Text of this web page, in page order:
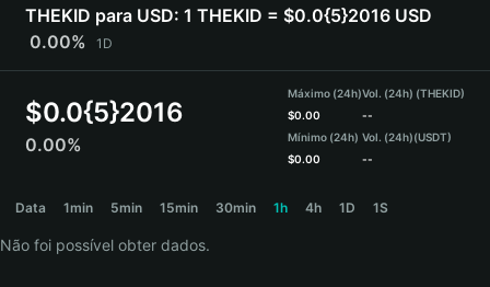
Bahasa Indonesia
ภาษาไทย
हिन्दी
Español
Português (Brasil)
THEKID para USD: 1 THEKID = $0.0{5}2016 USD
0.00%
1D
$0.0{5}2016
0.00%
Máximo (24h)
$0.00
Mínimo (24h)
$0.00
Vol. (24h) (THEKID)
--
Vol. (24h)(USDT)
--
Data 1min 5min 15min 30min 1h 4h 1D 1S
Não foi possível obter dados.